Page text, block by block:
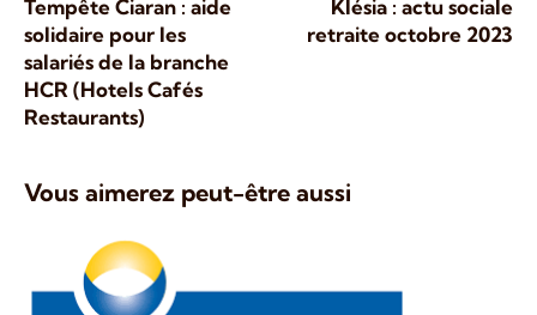
Tempête Ciaran : aide
solidaire pour les
salariés de la branche
HCR (Hotels Cafés
Restaurants)
Klésia : actu sociale
retraite octobre 2023
Vous aimerez peut-être aussi